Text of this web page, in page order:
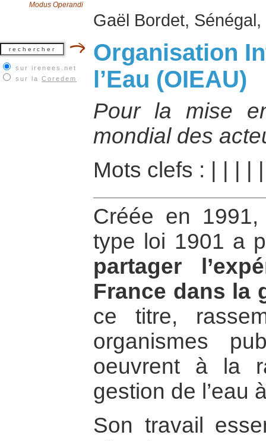
Modus Operandi
sur irenees.net
sur la Coredem
Gaël Bordet,
Organisation
l’Eau (OIEAU)
Pour la mise
mondial des
Mots clefs :
Créée en
type loi 1901 a
partager
France dans la
ce titre,
organismes
oeuvrent à la
gestion de l’eau
Son travail